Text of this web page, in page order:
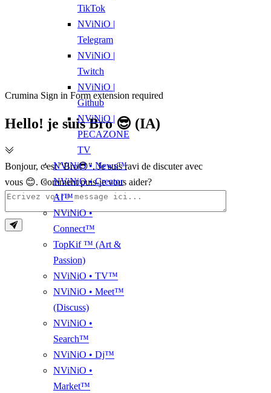
Crumina Sign in Form extension required
Hello! je suis Bro 😎 (IA)
Bonjour, c'est "Bro😎". Je suis ravi de discuter avec
vous 😊. Comment puis-je vous aider?
TikTok
NViNiO |
Telegram
NViNiO |
Twitch
NViNiO |
Github
NViNiO |
PECAZONE
TV
NViNiO • News™
NViNiO • Creator
AI™
NViNiO •
Connect™
TopKif ™ (Art &
Passion)
NViNiO • TV™
NViNiO • Meet™
(Discuss)
NViNiO •
Search™
NViNiO • Dj™
NViNiO •
Market™